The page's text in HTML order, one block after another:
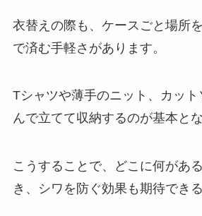
衣替えの際も、ケースごと場所
で済む手軽さがあります。
Tシャツや薄手のニット、カッ
んで立てて収納するのが基本とな
こうすることで、どこに何があ
き、シワを防ぐ効果も期待できる